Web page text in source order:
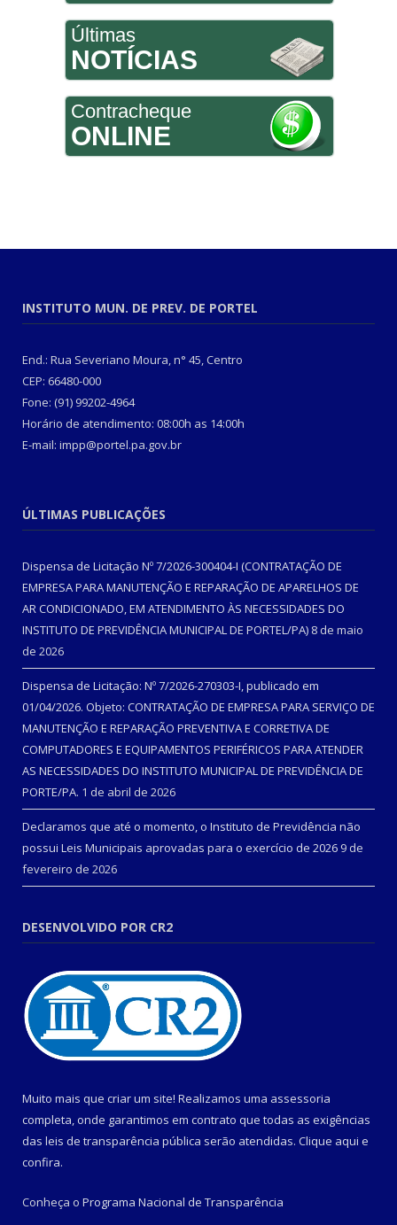
Últimas
NOTÍCIAS
Contracheque
ONLINE
INSTITUTO MUN. DE PREV. DE PORTEL
End.: Rua Severiano Moura, n° 45, Centro
CEP: 66480-000
Fone: (91) 99202-4964
Horário de atendimento: 08:00h as 14:00h
E-mail: impp@portel.pa.gov.br
ÚLTIMAS PUBLICAÇÕES
Dispensa de Licitação Nº 7/2026-300404-I (CONTRATAÇÃO DE
EMPRESA PARA MANUTENÇÃO E REPARAÇÃO DE APARELHOS DE
AR CONDICIONADO, EM ATENDIMENTO ÀS NECESSIDADES DO
INSTITUTO DE PREVIDÊNCIA MUNICIPAL DE PORTEL/PA) 8 de maio
de 2026
Dispensa de Licitação: Nº 7/2026-270303-I, publicado em
01/04/2026. Objeto: CONTRATAÇÃO DE EMPRESA PARA SERVIÇO DE
MANUTENÇÃO E REPARAÇÃO PREVENTIVA E CORRETIVA DE
COMPUTADORES E EQUIPAMENTOS PERIFÉRICOS PARA ATENDER
AS NECESSIDADES DO INSTITUTO MUNICIPAL DE PREVIDÊNCIA DE
PORTE/PA. 1 de abril de 2026
Declaramos que até o momento, o Instituto de Previdência não
possui Leis Municipais aprovadas para o exercício de 2026 9 de
fevereiro de 2026
DESENVOLVIDO POR CR2
Muito mais que criar um site! Realizamos uma assessoria
completa, onde garantimos em contrato que todas as exigências
das leis de transparência pública serão atendidas. Clique aqui e
confira.
Conheça o Programa Nacional de Transparência